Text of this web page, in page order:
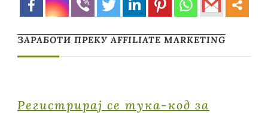
ЗАРАБОТИ ПРЕКУ AFFILIATE MARKETING
Регистрирај се тука-код за